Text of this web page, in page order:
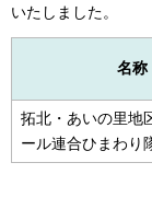
いたしました。
名称
拓北・あいの里地
ール連合ひまわり